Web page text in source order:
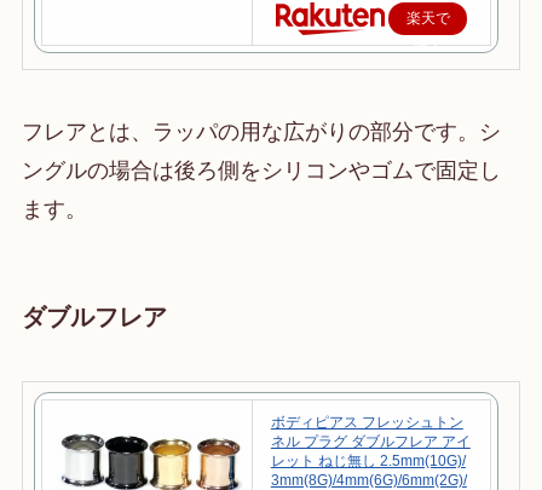
楽天で
購入
フレアとは、ラッパの用な広がりの部分です。シ
ングルの場合は後ろ側をシリコンやゴムで固定し
ます。
ダブルフレア
ボディピアス フレッシュトン
ネル プラグ ダブルフレア アイ
レット ねじ無し 2.5mm(10G)/
3mm(8G)/4mm(6G)/6mm(2G)/